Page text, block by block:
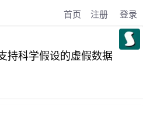
首页 注册 登录
持科学假设的虚假数据